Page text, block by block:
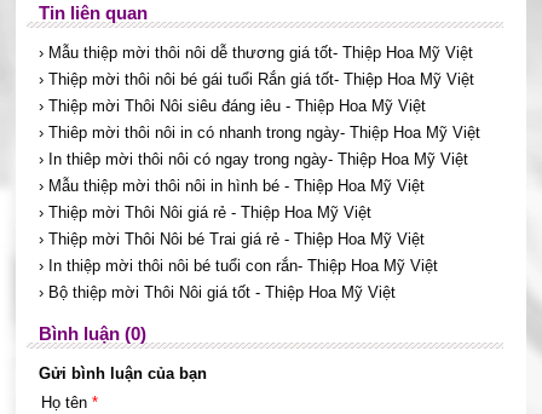
Tin liên quan
› Mẫu thiệp mời thôi nôi dễ thương giá tốt- Thiệp Hoa Mỹ Việt
› Thiệp mời thôi nôi bé gái tuổi Rắn giá tốt- Thiệp Hoa Mỹ Việt
› Thiệp mời Thôi Nôi siêu đáng iêu - Thiệp Hoa Mỹ Việt
› Thiêp mời thôi nôi in có nhanh trong ngày- Thiệp Hoa Mỹ Việt
› In thiêp mời thôi nôi có ngay trong ngày- Thiệp Hoa Mỹ Việt
› Mẫu thiệp mời thôi nôi in hình bé - Thiệp Hoa Mỹ Việt
› Thiệp mời Thôi Nôi giá rẻ - Thiệp Hoa Mỹ Việt
› Thiệp mời Thôi Nôi bé Trai giá rẻ - Thiệp Hoa Mỹ Việt
› In thiệp mời thôi nôi bé tuổi con rắn- Thiệp Hoa Mỹ Việt
› Bộ thiệp mời Thôi Nôi giá tốt - Thiệp Hoa Mỹ Việt
Bình luận (0)
Gửi bình luận của bạn
Họ tên *